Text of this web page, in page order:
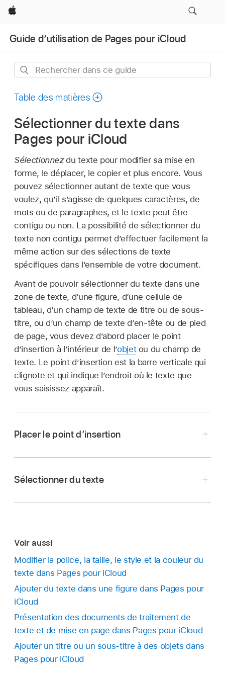
Apple
Guide d’utilisation de Pages pour iCloud
Rechercher
ce
Table des matières
Sélectionner du texte dans
Pages pour iCloud
Sélectionnezdu texte pour modifier sa mise en
forme, le déplacer, le copier et plus encore. Vous
pouvez sélectionner autant de texte que vous
voulez, qu’il s’agisse de quelques caractères, de
mots ou de paragraphes, et le texte peut être
contigu ou non. La possibilité de sélectionner du
texte non contigu permet d’effectuer facilement la
même action sur des sélections de texte
spécifiques dans l’ensemble de votre document.
Avant de pouvoir sélectionner du texte dans une
zone de texte, d’une figure, d’une cellule de
tableau, d’un champ de texte de titre ou de sous-
titre, ou d’un champ de texte d’en-tête ou de pied
de page, vous devez d’abord placer le point
d’insertion à l’intérieur de l’objetou du champ de
texte. Le point d’insertion est la barre verticale qui
clignote et qui indique l’endroit où le texte que
vous saisissez apparaît.
Placer le point d’insertion
Accédez àPages pour iCloud ,puis
connectez-vous à votrecompte Apple
nécessaire).
Dans votre document, effectuez l’une des
opérations suivantes :
Dans le corps de texte d’un document de
traitement de texte :
Sélectionner du texte
Dans votre document, effectuez l’une des
opérations suivantes :
Sélectionner au moins un caractère :
Cliquez devant le premier caractère et
caractères.
Sélectionner un mot :Cliquez deux fois sur
le mot.
Voir aussi
Modifier la police, la taille, le style et la couleur du
texte dans Pages pour iCloud
Ajouter du texte dans une figure dans Pages pour
iCloud
Présentation des documents de traitement de
texte et de mise en page dans Pages pour iCloud
Ajouter un titre ou un sous-titre à des objets dans
Pages pour iCloud